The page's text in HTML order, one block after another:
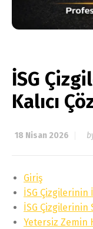
İSG
Kalıcı
18 Nisan 2026
Giriş
İSG
İSG
Yetersiz Zemin